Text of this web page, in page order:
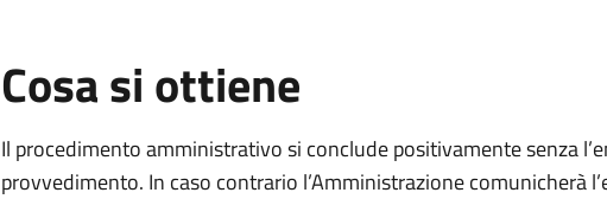
Cosa si ottiene
Il procedimento amministrativo si conclude positivamente senza
provvedimento. In caso contrario l’Amministrazione comunicherà